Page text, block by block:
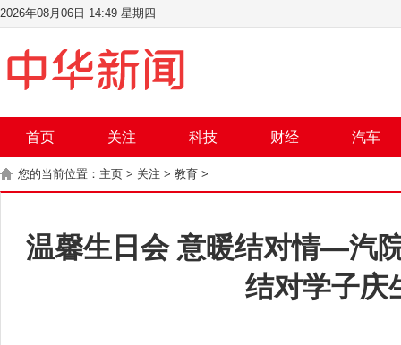
2026年08月06日 14:49 星期四
首页 关注 科技 财经 汽车
您的当前位置： 主页 > 关注 > 教育 >
温馨生日会 意暖结对情—汽
结对学子庆